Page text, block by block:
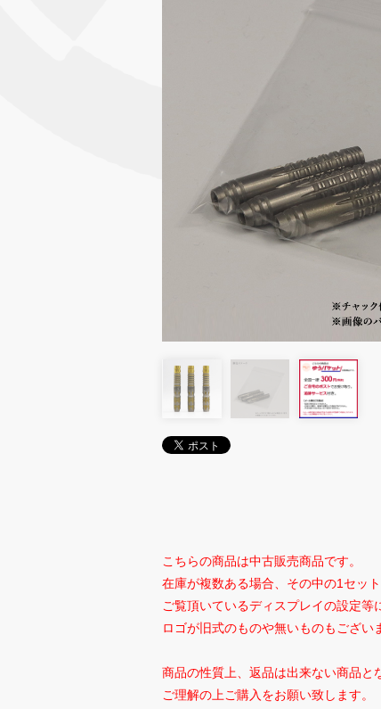
こちらの商品は中古販売商品です。
在庫が複数ある場合、その中の1セッ
ご覧頂いているディスプレイの設定等
ロゴが旧式のものや無いものもござい
商品の性質上、返品は出来ない商品と
ご理解の上ご購入をお願い致します。